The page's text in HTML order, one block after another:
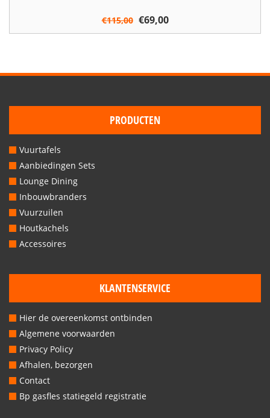
€115,00 Oorspronkelijke
prijs
€69,00Huidige
prijs
PRODUCTEN
Vuurtafels
Aanbiedingen Sets
Lounge Dining
Inbouwbranders
Vuurzuilen
Houtkachels
Accessoires
KLANTENSERVICE
Hier de overeenkomst ontbinden
Algemene voorwaarden
Privacy Policy
Afhalen, bezorgen
Contact
Bp gasfles statiegeld registratie